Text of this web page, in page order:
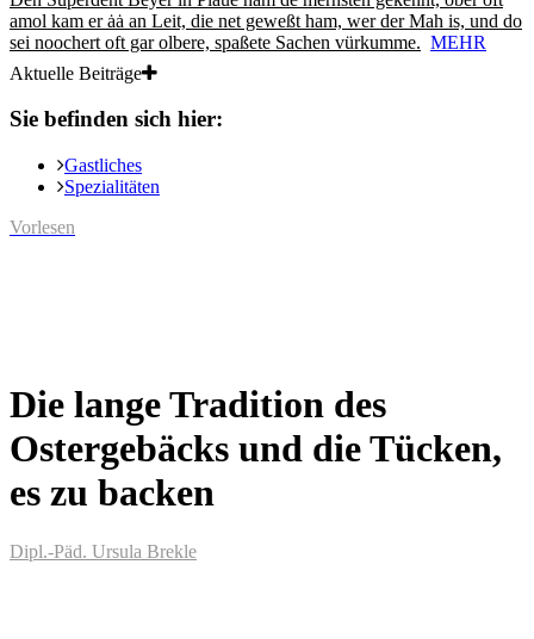
amol kam er ȧȧ an Leit, die net geweßt ham, wer der Mah is, und do
sei noochert oft gar olbere, spaßete Sachen vürkumme. MEHR
Aktuelle Beiträge
Sie befinden sich hier:
Gastliches
Spezialitäten
Vorlesen
Die lange Tradition des
Ostergebäcks und die Tücken,
es zu backen
Dipl.-Päd. Ursula Brekle